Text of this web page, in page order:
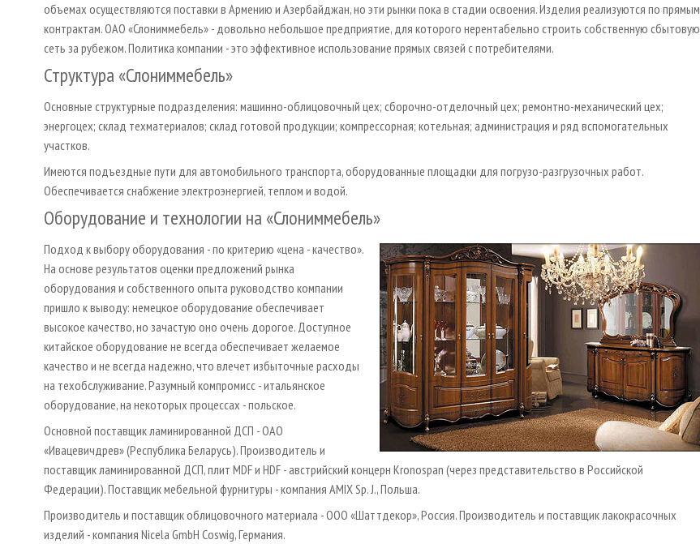
объемах осуществляются поставки в Армению и Азербайджан, но эти рынки пока в стадии освоения. Изделия реализуются по прямым
контрактам. ОАО «Слониммебель» - довольно небольшое предприятие, для которого нерентабельно строить собственную сбытовую
сеть за рубежом. Политика компании - это эффективное использование прямых связей с потребителями.
Структура «Слониммебель»
Основные структурные подразделения: машинно-облицовочный цех; сборочно-отделочный цех; ремонтно-механический цех;
энергоцех; склад техматериалов; склад готовой продукции; компрессорная; котельная; администрация и ряд вспомогательных
участков.
Имеются подъездные пути для автомобильного транспорта, оборудованные площадки для погрузо-разгрузочных работ.
Обеспечивается снабжение электроэнергией, теплом и водой.
Оборудование и технологии на «Слониммебель»
Подход к выбору оборудования - по критерию «цена - качество».
На основе результатов оценки предложений рынка
оборудования и собственного опыта руководство компании
пришло к выводу: немецкое оборудование обеспечивает
высокое качество, но зачастую оно очень дорогое. Доступное
китайское оборудование не всегда обеспечивает желаемое
качество и не всегда надежно, что влечет избыточные расходы
на техобслуживание. Разумный компромисс - итальянское
оборудование, на некоторых процессах - польское.
Основной поставщик ламинированной ДСП - ОАО
«Ивацевичдрев» (Республика Беларусь). Производитель и
поставщик ламинированной ДСП, плит MDF и HDF - австрийский концерн Kronospan (через представительство в Российской
Федерации). Поставщик мебельной фурнитуры - компания AMIX Sp. J., Польша.
Производитель и поставщик облицовочного материала - ООО «Шаттдекор», Россия. Производитель и поставщик лакокрасочных
изделий - компания Nicela GmbH Coswig, Германия.